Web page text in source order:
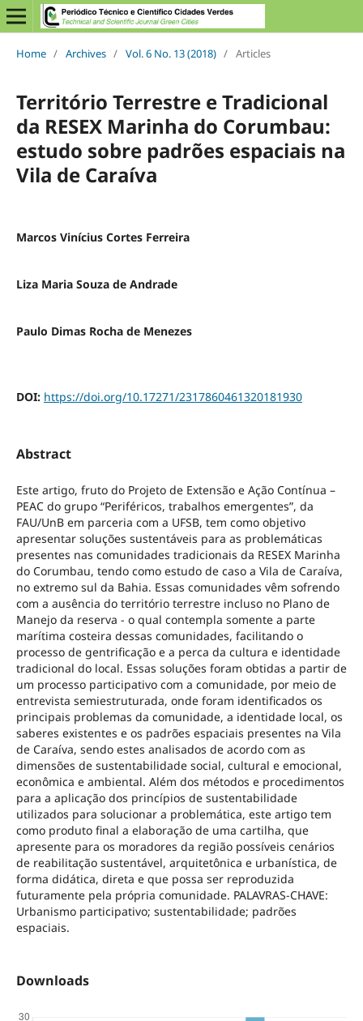
Home / Archives / Vol. 6 No. 13 (2018) / Articles
Território Terrestre e Tradicional
da RESEX Marinha do Corumbau:
estudo sobre padrões espaciais na
Vila de Caraíva
Marcos Vinícius Cortes Ferreira
Liza Maria Souza de Andrade
Paulo Dimas Rocha de Menezes
DOI: https://doi.org/10.17271/2317860461320181930
Abstract
Este artigo, fruto do Projeto de Extensão e Ação Contínua –
PEAC do grupo “Periféricos, trabalhos emergentes”, da
FAU/UnB em parceria com a UFSB, tem como objetivo
apresentar soluções sustentáveis para as problemáticas
presentes nas comunidades tradicionais da RESEX Marinha
do Corumbau, tendo como estudo de caso a Vila de Caraíva,
no extremo sul da Bahia. Essas comunidades vêm sofrendo
com a ausência do território terrestre incluso no Plano de
Manejo da reserva - o qual contempla somente a parte
marítima costeira dessas comunidades, facilitando o
processo de gentrificação e a perca da cultura e identidade
tradicional do local. Essas soluções foram obtidas a partir de
um processo participativo com a comunidade, por meio de
entrevista semiestruturada, onde foram identificados os
principais problemas da comunidade, a identidade local, os
saberes existentes e os padrões espaciais presentes na Vila
de Caraíva, sendo estes analisados de acordo com as
dimensões de sustentabilidade social, cultural e emocional,
econômica e ambiental. Além dos métodos e procedimentos
para a aplicação dos princípios de sustentabilidade
utilizados para solucionar a problemática, este artigo tem
como produto final a elaboração de uma cartilha, que
apresente para os moradores da região possíveis cenários
de reabilitação sustentável, arquitetônica e urbanística, de
forma didática, direta e que possa ser reproduzida
futuramente pela própria comunidade. PALAVRAS-CHAVE:
Urbanismo participativo; sustentabilidade; padrões
espaciais.
Downloads